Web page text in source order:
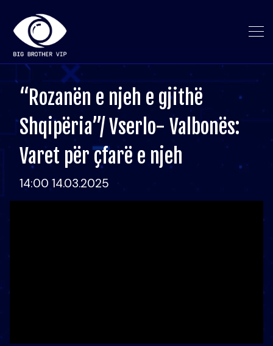
“Rozanën e njeh e gjithë
Shqipëria”/ Vserlo- Valbonës:
Varet për çfarë e njeh
14:00 14.03.2025